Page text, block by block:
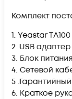
Комплект
1. Yeastar TА100
2. USB адаптер
3. Блок
4. Сетевой
5
6. Краткое